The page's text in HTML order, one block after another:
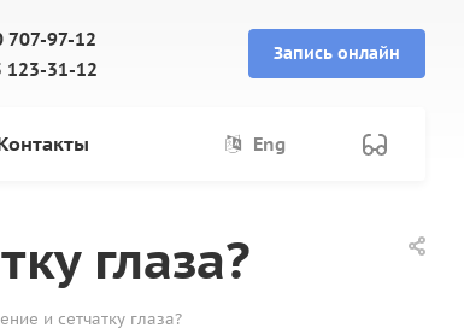
707-97-12
123-31-12
Запись онлайн
Eng
глаза?
и сетчатку глаза?